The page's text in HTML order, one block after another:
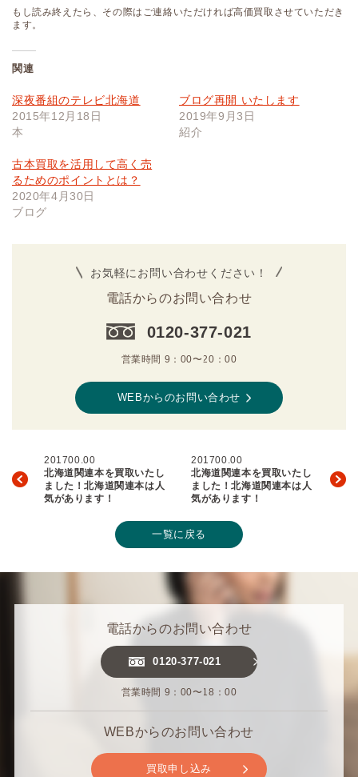
もし読み終えたら、その際はご連絡いただければ高価買取させていただき
ます。
関連
深夜番組のテレビ北海道
2015年12月18日
本
ブログ再開 いたします
2019年9月3日
紹介
古本買取を活用して高く売
るためのポイントとは？
2020年4月30日
ブログ
お気軽にお問い合わせください！
電話からのお問い合わせ
0120-377-021
営業時間 9：00〜20：00
WEBからのお問い合わせ
201700.00
北海道関連本を買取いたし
ました！北海道関連本は人
気があります！
201700.00
北海道関連本を買取いたし
ました！北海道関連本は人
気があります！
一覧に戻る
電話からのお問い合わせ
0120-377-021
営業時間 9：00〜18：00
WEBからのお問い合わせ
買取申し込み